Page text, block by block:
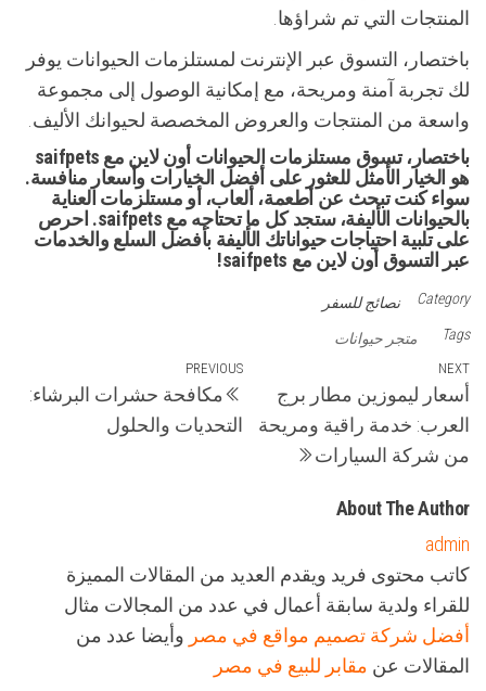
المنتجات التي تم شراؤها.
باختصار، التسوق عبر الإنترنت لمستلزمات الحيوانات يوفر
لك تجربة آمنة ومريحة، مع إمكانية الوصول إلى مجموعة
واسعة من المنتجات والعروض المخصصة لحيوانك الأليف.
باختصار، تسوق مستلزمات الحيوانات أون لاين مع saifpets
هو الخيار الأمثل للعثور على أفضل الخيارات وأسعار منافسة.
سواء كنت تبحث عن أطعمة، ألعاب، أو مستلزمات العناية
بالحيوانات الأليفة، ستجد كل ما تحتاجه مع saifpets. احرص
على تلبية احتياجات حيواناتك الأليفة بأفضل السلع والخدمات
عبر التسوق أون لاين مع saifpets!
Category
نصائج للسفر
Tags
متجر حيوانات
تصفّح
المقالات
Previous
Post
PREVIOUS
مكافحة حشرات البرشاء:
التحديات والحلول
Next
Post
NEXT
أسعار ليموزين مطار برج
العرب: خدمة راقية ومريحة
من شركة السيارات
About The Author
admin
كاتب محتوى فريد ويقدم العديد من المقالات المميزة
للقراء ولدية سابقة أعمال في عدد من المجالات مثال
أفضل شركة تصميم مواقع في مصر وأيضا عدد من
المقالات عن مقابر للبيع في مصر